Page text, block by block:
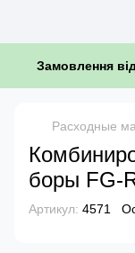
Замовлення
Расходные
боры FG-
Артикул: 4571